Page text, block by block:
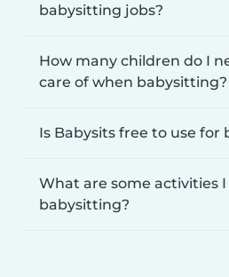
babysitting jobs?
How many children do I
care of when babysitting?
Is Babysits free to use for
What are some activities
babysitting?